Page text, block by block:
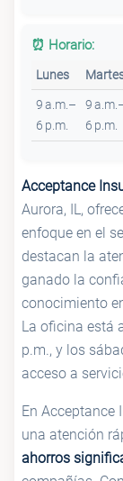
⏰ Horario:
Lunes
9 a.m.–
6 p.m.
9
6 p.m.
Acceptance
Aurora, IL,
enfoque en el
destacan la
ganado la
conocimiento
La oficina está
p.m., y los
acceso a
En Acceptance
una atención
ahorros